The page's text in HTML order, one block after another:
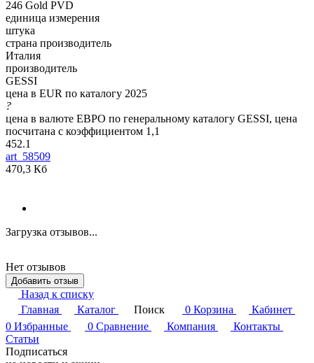
246 Gold PVD
единица измерения
штука
страна производитель
Италия
производитель
GESSI
цена в EUR по каталогу 2025
?
цена в валюте ЕВРО по генеральному каталогу GESSI, цена
посчитана с коэффициентом 1,1
452.1
art_58509
470,3 Кб
Загрузка отзывов...
Нет отзывов
Добавить отзыв
Назад к списку
Главная
Каталог Поиск 0 Корзина
Кабинет
0 Избранные 0 Сравнение Компания
Контакты
Статьи
Подписаться